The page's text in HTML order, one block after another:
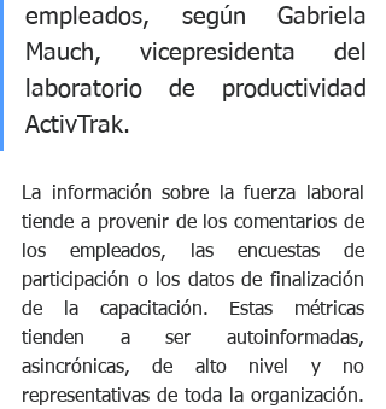
empleados, según Gabriela
Mauch, vicepresidenta del
laboratorio de productividad
ActivTrak.
La información sobre la fuerza laboral
tiende a provenir de los comentarios de
los empleados, las encuestas de
participación o los datos de finalización
de la capacitación. Estas métricas
tienden a ser autoinformadas,
asincrónicas, de alto nivel y no
representativas de toda la organización.